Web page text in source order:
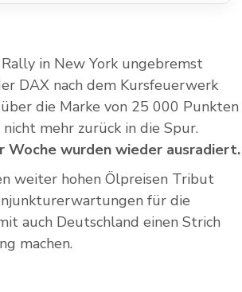
in New York ungebremst
DAX nach dem Kursfeuerwerk
die Marke von 25 000 Punkten
mehr zurück in die Spur.
Woche wurden wieder ausradiert.
weiter hohen Ölpreisen Tribut
für die
auch Deutschland einen Strich
machen.